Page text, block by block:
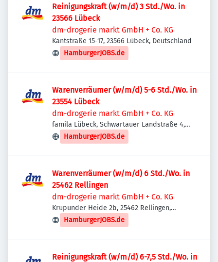
Reinigungskraft (w/m/d) 3 Std./Wo. in
23566 Lübeck
dm-drogerie markt GmbH + Co. KG
Kantstraße 15-17, 23566 Lübeck, Deutschland
HamburgerJOBS.de
Warenverräumer (w/m/d) 5-6 Std./Wo. in
23554 Lübeck
dm-drogerie markt GmbH + Co. KG
famila Lübeck, Schwartauer Landstraße 4,
23554 Lübeck, Deutschland
HamburgerJOBS.de
Warenverräumer (w/m/d) 6 Std./Wo. in
25462 Rellingen
dm-drogerie markt GmbH + Co. KG
Krupunder Heide 2b, 25462 Rellingen,
Deutschland
HamburgerJOBS.de
Reinigungskraft (w/m/d) 6-7,5 Std./Wo. in